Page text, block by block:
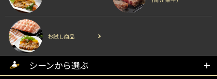
お試し商品
シーンから選ぶ